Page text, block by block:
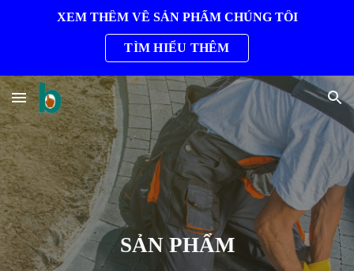
XEM THÊM VỀ SẢN PHẨM CHÚNG TÔI
TÌM HIỂU THÊM
SẢN PHẨM